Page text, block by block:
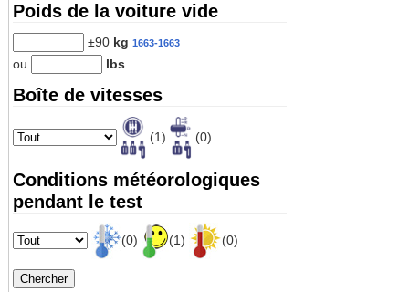
Poids de la voiture vide
±90 kg 1663-1663
ou lbs
Boîte de vitesses
(1) (0)
Conditions météorologiques
pendant le test
(0) (1) (0)